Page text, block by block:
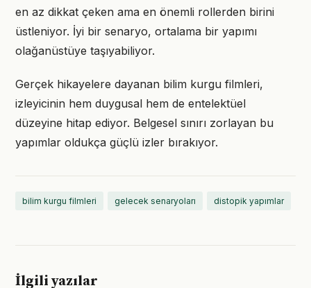
en az dikkat çeken ama en önemli rollerden birini
üstleniyor. İyi bir senaryo, ortalama bir yapımı
olağanüstüye taşıyabiliyor.
Gerçek hikayelere dayanan bilim kurgu filmleri,
izleyicinin hem duygusal hem de entelektüel
düzeyine hitap ediyor. Belgesel sınırı zorlayan bu
yapımlar oldukça güçlü izler bırakıyor.
bilim kurgu filmleri gelecek senaryoları distopik yapımlar
İlgili yazılar